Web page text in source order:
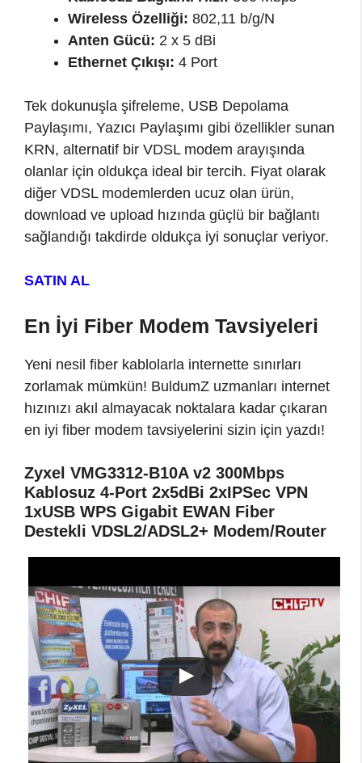
Wireless Özelliği: 802,11 b/g/N
Anten Gücü: 2 x 5 dBi
Ethernet Çıkışı: 4 Port
Tek dokunuşla şifreleme, USB Depolama
Paylaşımı, Yazıcı Paylaşımı gibi özellikler sunan
KRN, alternatif bir VDSL modem arayışında
olanlar için oldukça ideal bir tercih. Fiyat olarak
diğer VDSL modemlerden ucuz olan ürün,
download ve upload hızında güçlü bir bağlantı
sağlandığı takdirde oldukça iyi sonuçlar veriyor.
SATIN AL
En İyi Fiber Modem Tavsiyeleri
Yeni nesil fiber kablolarla internette sınırları
zorlamak mümkün! BuldumZ uzmanları internet
hızınızı akıl almayacak noktalara kadar çıkaran
en iyi fiber modem tavsiyelerini sizin için yazdı!
Zyxel VMG3312-B10A v2 300Mbps
Kablosuz 4-Port 2x5dBi 2xIPSec VPN
1xUSB WPS Gigabit EWAN Fiber
Destekli VDSL2/ADSL2+ Modem/Router